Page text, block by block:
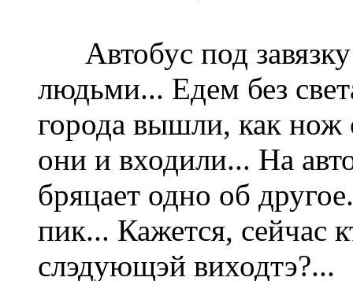
Автобус под
людьми... Едем без
города вышли, как нож
они и входили... На
бряцает одно об
пик... Кажется, сейчас
слэдующэй виходтэ?...